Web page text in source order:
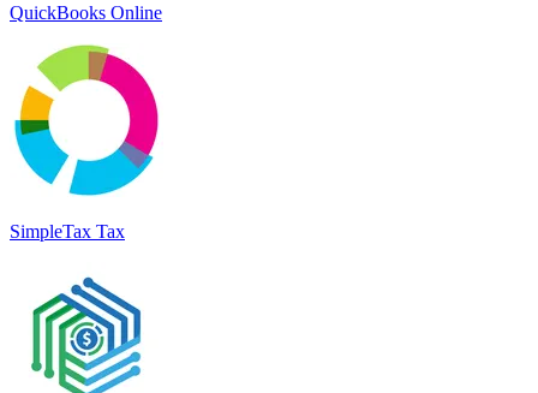
QuickBooks Online
SimpleTax Tax